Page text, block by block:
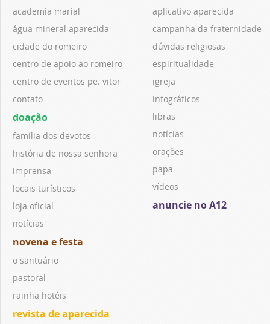
academia marial
água mineral aparecida
cidade do romeiro
centro de apoio ao romeiro
centro de eventos pe. vitor
contato
doação
família dos devotos
história de nossa senhora
imprensa
locais turísticos
loja oficial
notícias
novena e festa
o santuário
pastoral
rainha hotéis
revista de aparecida
aplicativo aparecida
campanha da fraternidade
dúvidas religiosas
espiritualidade
igreja
infográficos
libras
notícias
orações
papa
vídeos
anuncie no A12